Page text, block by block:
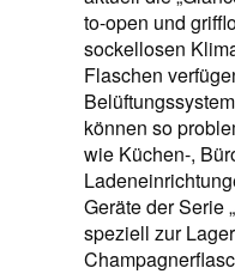
to-open und
sockellosen
Flaschen
können so
wie Küchen-,
Geräte der Serie
speziell zur